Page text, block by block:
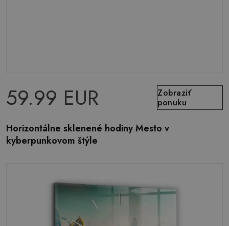
59.99 EUR
Zobraziť
ponuku
Horizontálne sklenené hodiny Mesto v
kyberpunkovom štýle